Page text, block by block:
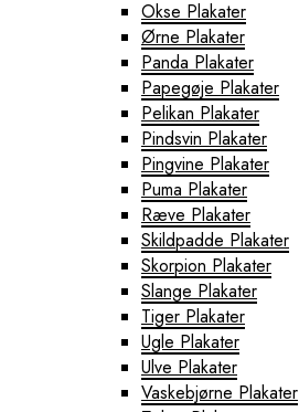
Okse Plakater
Ørne Plakater
Panda Plakater
Papegøje Plakater
Pelikan Plakater
Pindsvin Plakater
Pingvine Plakater
Puma Plakater
Ræve Plakater
Skildpadde Plakater
Skorpion Plakater
Slange Plakater
Tiger Plakater
Ugle Plakater
Ulve Plakater
Vaskebjørne Plakater